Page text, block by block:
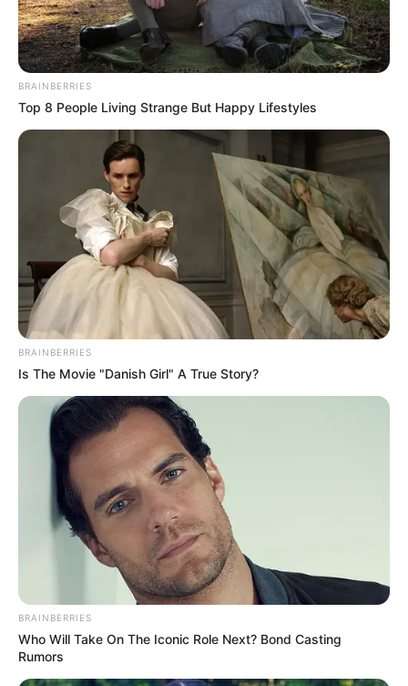
JG WENTWORTH
Polar Bear Approaches Fishermen - Watch
BUZZDAY
Remember Albert? You Better Sit Down Before You
See Him Today
BUZZDAY
Co-stars Who Lost Control While Kissing Each
Other
BUZZDAY
BRAINBERRIES
Top 8 People Living Strange But Happy Lifestyles
BRAINBERRIES
Is The Movie "Danish Girl" A True Story?
BRAINBERRIES
Who Will Take On The Iconic Role Next? Bond Casting
Rumors